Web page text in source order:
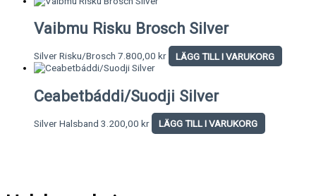
Vaibmu Risku Brosch Silver
Silver Risku/Brosch 7.800,00 kr LÄGG TILL I VARUKORG
Ceabetbáddi/Suodji Silver
Silver Halsband 3.200,00 kr LÄGG TILL I VARUKORG